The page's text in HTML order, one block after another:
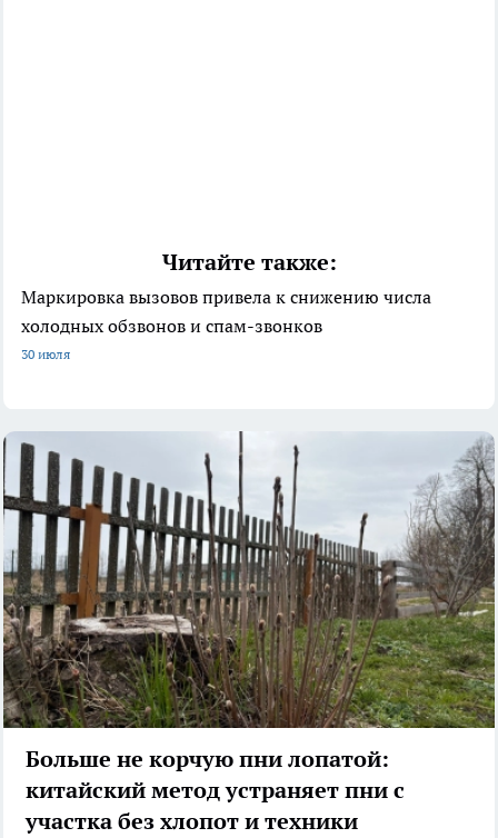
Читайте также:
Маркировка вызовов привела к снижению числа
холодных обзвонов и спам-звонков
30 июля
Больше не корчую пни лопатой:
китайский метод устраняет пни с
участка без хлопот и техники